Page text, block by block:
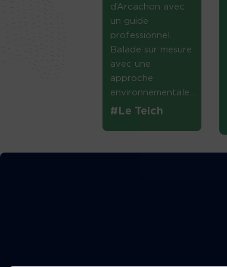
d’Arcachon avec
un guide
professionnel.
Balade sur mesure
avec une
approche
environnementale....
#Le Teich